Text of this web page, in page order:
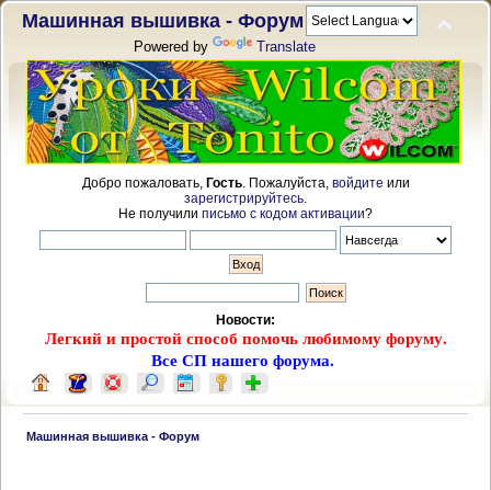
Машинная вышивка - Форум
Powered by Translate
Добро пожаловать, Гость. Пожалуйста, войдите или
зарегистрируйтесь
Не получили письмо с кодом активации?
Новости:
Легкий и простой способ помочь любимому форуму.
Все СП нашего форума.
Машинная вышивка - Форум